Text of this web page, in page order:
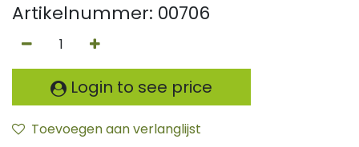
Artikelnummer: 00706
Login to see price
Toevoegen aan verlanglijst